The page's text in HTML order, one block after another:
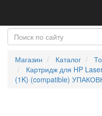
Магазин Каталог
Картридж для HP
(1K) (compatible)